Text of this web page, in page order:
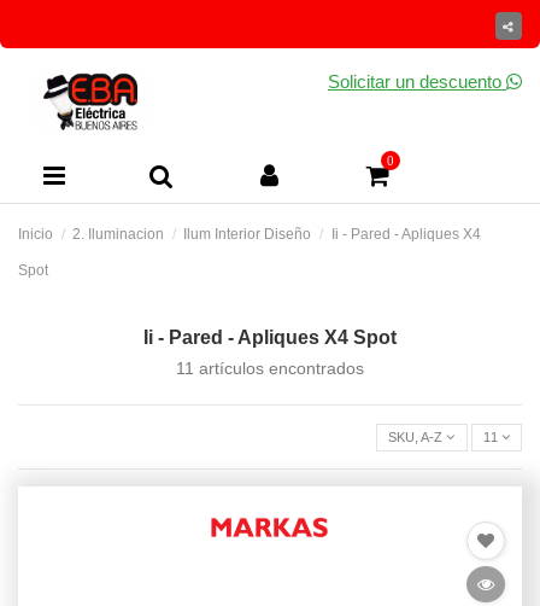
Solicitar un descuento
0
Inicio 2. Iluminacion Ilum Interior Diseño Ii - Pared - Apliques X4
Spot
Ii - Pared - Apliques X4 Spot
11 artículos encontrados
SKU, A-Z